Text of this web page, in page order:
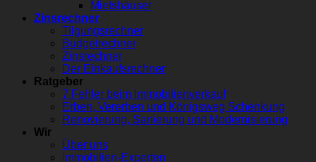
Mietshäuser
Zinsrechner
Tilgungsrechner
Budgetrechner
Zinsrechner
Der Einkaufsrechner
Ratgeber
7 Fehler beim Immobilienverkauf
Erben, Vererben und Königsweg Schenkung
Renovierung, Sanierung und Modernisierung
Wir
Über uns
Immobilien-Experten